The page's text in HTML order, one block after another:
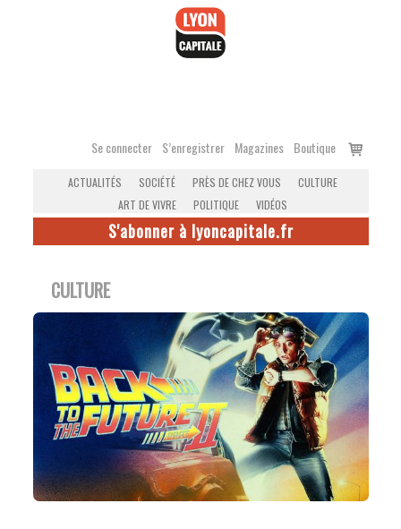
Se connecter S’enregistrer Magazines Boutique
Voir
ACTUALITÉS SOCIÉTÉ PRÈS DE CHEZ VOUS
CULTURE
ART DE VIVRE
POLITIQUE VIDÉOS
S'abonner à lyoncapitale.fr
CULTURE